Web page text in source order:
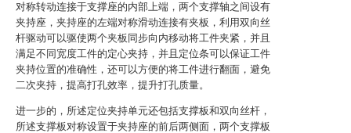
对称转动连接于支撑座的内部上端，两个支撑轴之间设有
夹持座，夹持座的左端对称滑动连接有夹板，利用双向丝
杆驱动可以驱使两个夹板同步向内移动将工件夹紧，并且
满足不同宽度工件的定心夹持，并且定位条可以保证工件
夹持位置的准确性，还可以方便的将工件进行翻面，避免
二次夹持，提高打孔效率，提升打孔质量。
进一步的，所述定位夹持单元还包括支撑板和双向丝杆，
所述支撑板对称设置于夹持座的前后两侧面，两个支撑板